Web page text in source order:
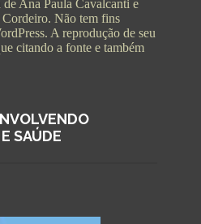
Ana Paula Cavalcanti e
Não tem fins
A reprodução de seu
citando a fonte e também
SAÚDE